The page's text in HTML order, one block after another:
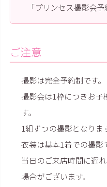
「プリンセス撮影会
ご注意
撮影は完全予約制です。
撮影会は1枠につきお子
す。
1組ずつの撮影となりま
衣装は基本1着での撮影
当日のご来店時間に遅
場合がございます。